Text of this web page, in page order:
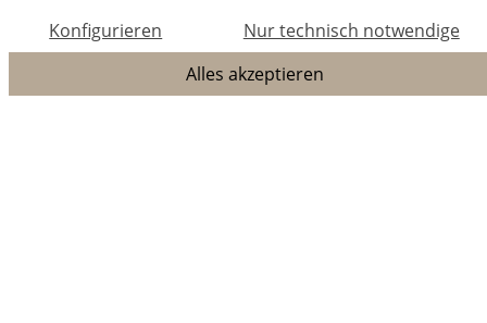
Nur technisch notwendige
Konfigurieren
Alles akzeptieren